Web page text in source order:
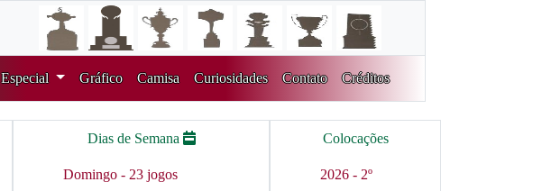
Especial Gráfico Camisa Curiosidades Contato Créditos
Dias de Semana
Domingo - 23 jogos
Colocações
2026 - 2º